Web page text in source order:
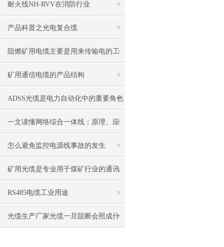
耐火线NH-RVV在消防行业
产品科普之光电复合缆
阻燃矿用电缆主要是用来传输电的工
作的
矿用通信电缆的产品结构
ADSS光缆是电力自动化中的重要角色
一文读懂网络综合一体线：原理、应
用全解析
怎么避免监控电源线事故的发生
矿用光缆是专业用于煤矿行业的通讯
光缆
RS485电缆工业用途
光缆生产厂家光缆一旦阻断会照成什